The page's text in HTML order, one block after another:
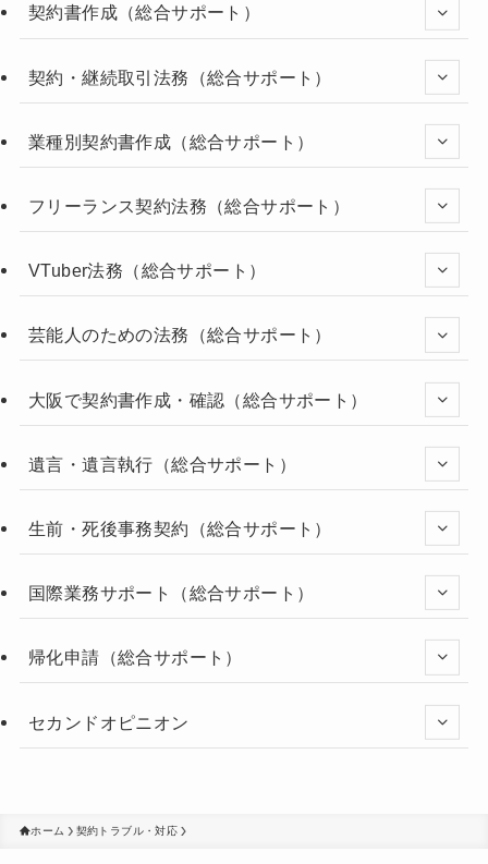
契約書作成（総合サポート）
契約・継続取引法務（総合サポート）
業種別契約書作成（総合サポート）
フリーランス契約法務（総合サポート）
VTuber法務（総合サポート）
芸能人のための法務（総合サポート）
大阪で契約書作成・確認（総合サポート）
遺言・遺言執行（総合サポート）
生前・死後事務契約（総合サポート）
国際業務サポート（総合サポート）
帰化申請（総合サポート）
セカンドオピニオン
ホーム 契約トラブル・対応